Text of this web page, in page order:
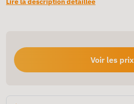
Voir les prix